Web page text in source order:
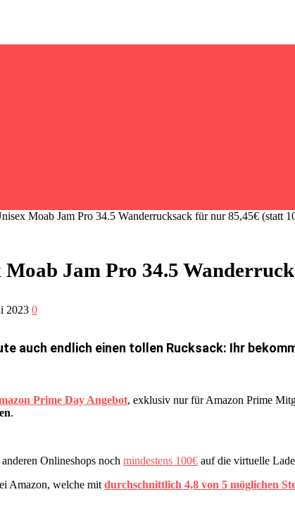
Moab Jam Pro 34.5 Wanderrucksack für nur 85,45€ (statt
Jam Pro 34.5
2023 0
auch endlich einen tollen Rucksack: Ihr
Prime Day Angebot, exklusiv nur für Amazon Prime
.
Onlineshops noch mindestens 100€ auf die virtuelle
Amazon, welche mit durchschnittlich 4,8 von 5 möglichen